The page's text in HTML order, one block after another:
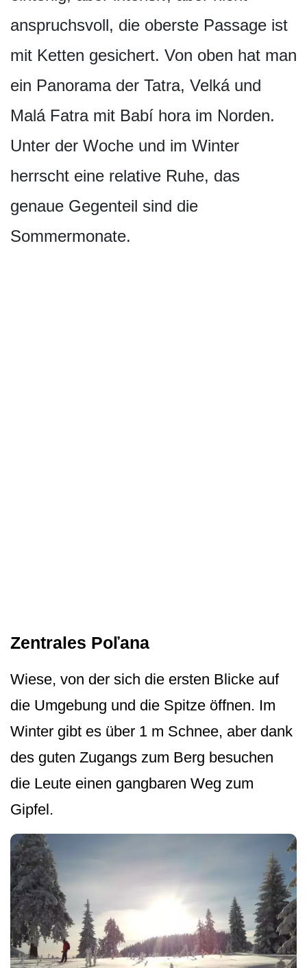
anspruchsvoll, die oberste Passage ist
mit Ketten gesichert. Von oben hat man
ein Panorama der Tatra, Velká und
Malá Fatra mit Babí hora im Norden.
Unter der Woche und im Winter
herrscht eine relative Ruhe, das
genaue Gegenteil sind die
Sommermonate.
Zentrales Poľana
Wiese, von der sich die ersten Blicke auf
die Umgebung und die Spitze öffnen. Im
Winter gibt es über 1 m Schnee, aber dank
des guten Zugangs zum Berg besuchen
die Leute einen gangbaren Weg zum
Gipfel.